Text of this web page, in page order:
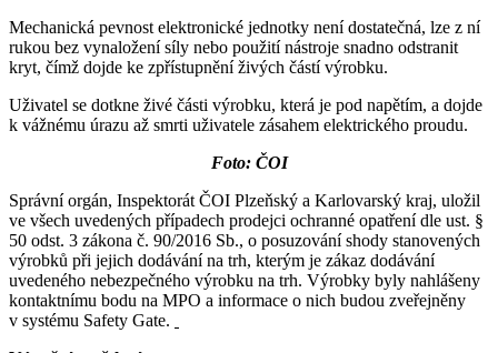
Mechanická pevnost elektronické jednotky není dostatečná, lze z ní
rukou bez vynaložení síly nebo použití nástroje snadno odstranit
kryt, čímž dojde ke zpřístupnění živých částí výrobku.
Uživatel se dotkne živé části výrobku, která je pod napětím, a dojde
k vážnému úrazu až smrti uživatele zásahem elektrického proudu.
Foto: ČOI
Správní orgán, Inspektorát ČOI Plzeňský a Karlovarský kraj, uložil
ve všech uvedených případech prodejci ochranné opatření dle ust. §
50 odst. 3 zákona č. 90/2016 Sb., o posuzování shody stanovených
výrobků při jejich dodávání na trh, kterým je zákaz dodávání
uvedeného nebezpečného výrobku na trh. Výrobky byly nahlášeny
kontaktnímu bodu na MPO a informace o nich budou zveřejněny
v systému Safety Gate.